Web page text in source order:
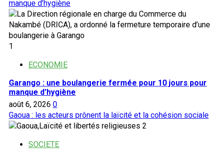
manque d’hygiène
1
ECONOMIE
Garango : une boulangerie fermée pour 10 jours pour
manque d’hygiène
août 6, 2026 0
Gaoua : les acteurs prônent la laïcité et la cohésion sociale
2
SOCIETE